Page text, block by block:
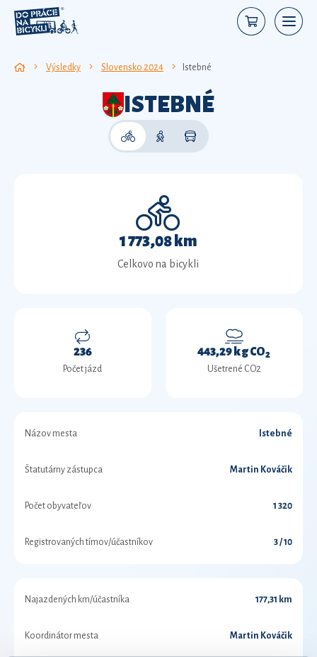
Výsledky Slovensko 2024 Istebné
ISTEBNÉ
1 773,08 km
Celkovo na bicykli
236
Počet jázd
443,29 kg CO2
Ušetrené CO2
Názov mesta Istebné
Štatutárny zástupca Martin Kováčik
Počet obyvateľov 1 320
Registrovaných tímov/účastníkov 3 / 10
Najazdených km/účastníka 177,31 km
Koordinátor mesta Martin Kováčik